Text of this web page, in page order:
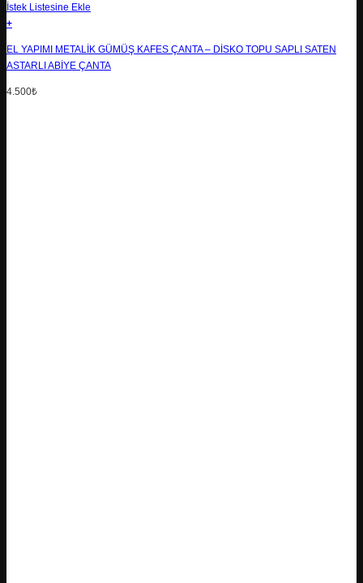
İstek Listesine Ekle
+
EL YAPIMI METALIK GÜMÜŞ KAFES ÇANTA – DISKO TOPU SAPLI SATEN
ASTARLI ABIYE ÇANTA
4.500₺